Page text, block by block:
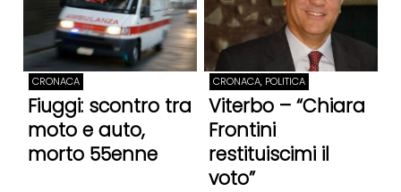
CRONACA
Fiuggi: scontro tra
moto e auto,
morto 55enne
CRONACA, POLITICA
Viterbo – “Chiara
Frontini
restituiscimi il
voto”